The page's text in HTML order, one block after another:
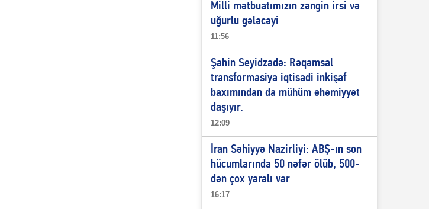
Milli mətbuatımızın zəngin irsi və
uğurlu gələcəyi
11:56
Şahin Seyidzadə: Rəqəmsal
transformasiya iqtisadi inkişaf
baxımından da mühüm əhəmiyyət
daşıyır.
12:09
İran Səhiyyə Nazirliyi: ABŞ-ın son
hücumlarında 50 nəfər ölüb, 500-
dən çox yaralı var
16:17